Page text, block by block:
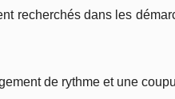
recherchés dans les
de rythme et une